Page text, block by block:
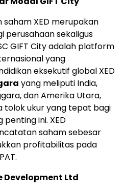
XED merupakan
perusahaan sekaligus
GIFT City adalah platform
yang
eksekutif global XED
yang meliputi India,
dan Amerika Utara,
tolok ukur yang tepat bagi
ini. XED
saham sebesar
profitabilitas pada
Development Ltd